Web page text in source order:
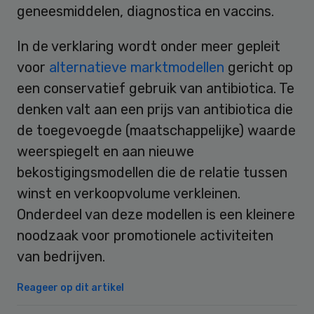
geneesmiddelen, diagnostica en vaccins.
In de verklaring wordt onder meer gepleit
voor alternatieve marktmodellen gericht op
een conservatief gebruik van antibiotica. Te
denken valt aan een prijs van antibiotica die
de toegevoegde (maatschappelijke) waarde
weerspiegelt en aan nieuwe
bekostigingsmodellen die de relatie tussen
winst en verkoopvolume verkleinen.
Onderdeel van deze modellen is een kleinere
noodzaak voor promotionele activiteiten
van bedrijven.
Reageer op dit artikel